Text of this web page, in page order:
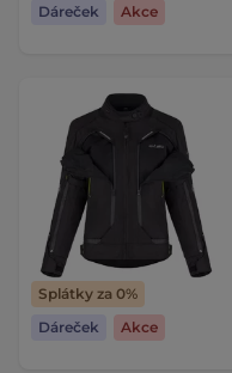
Dáreček
Akce
Splátky za 0%
Dáreček
Akce